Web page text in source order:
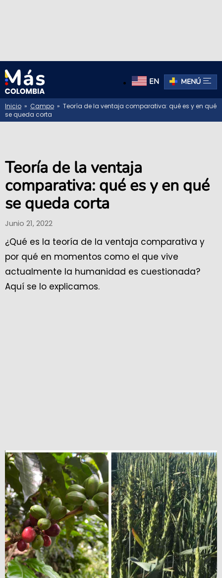
EN MENÚ
Inicio » Campo » Teoría de la ventaja comparativa: qué es y en qué
se queda corta
Teoría de la ventaja
comparativa: qué es y en qué
se queda corta
Junio 21, 2022
¿Qué es la teoría de la ventaja comparativa y
por qué en momentos como el que vive
actualmente la humanidad es cuestionada?
Aquí se lo explicamos.